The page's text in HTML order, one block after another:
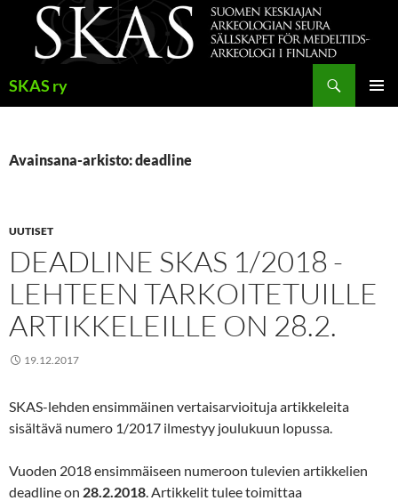
sisältöön
SKAS ry
Avainsana-arkisto: deadline
UUTISET
DEADLINE SKAS 1/2018 -
LEHTEEN TARKOITETUILLE
ARTIKKELEILLE ON 28.2.
19.12.2017
SKAS-lehden ensimmäinen vertaisarvioituja artikkeleita
sisältävä numero 1/2017 ilmestyy joulukuun lopussa.
Vuoden 2018 ensimmäiseen numeroon tulevien artikkelien
deadline on 28.2.2018 . Artikkelit tulee toimittaa